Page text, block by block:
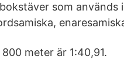
som används
meter är 1:40,91.